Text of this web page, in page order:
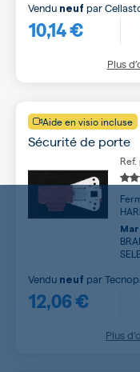
10,14 €
Vendu neuf par
Plus
Aide en visio incluse
Sécurité de porte
12,06 €
Vendu neuf par
Plus